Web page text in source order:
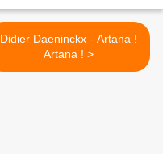
Didier Daeninckx - Artana !
Artana ! >